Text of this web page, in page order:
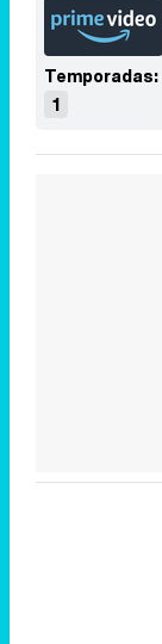
Temporadas:
1